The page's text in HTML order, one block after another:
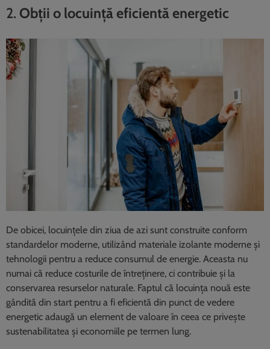
2. Obții o locuință eficientă energetic
De obicei, locuințele din ziua de azi sunt construite conform
standardelor moderne, utilizând materiale izolante moderne și
tehnologii pentru a reduce consumul de energie. Aceasta nu
numai că reduce costurile de întreținere, ci contribuie și la
conservarea resurselor naturale. Faptul că locuința nouă este
gândită din start pentru a fi eficientă din punct de vedere
energetic adaugă un element de valoare în ceea ce privește
sustenabilitatea și economiile pe termen lung.